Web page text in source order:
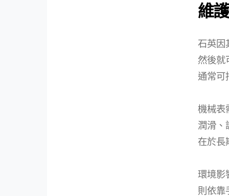
維
石英因
然後就
通常可
機械表
潤滑、
在於長
環境影
則依靠